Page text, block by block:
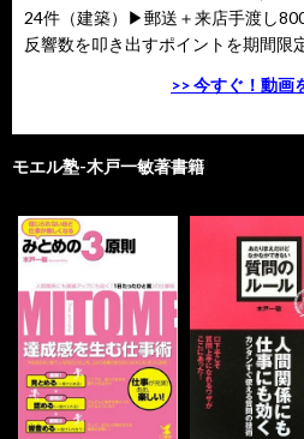
24件（建築）▶郵送＋来店手渡し
反響数を叩き出すポイントを期間限
>> 今すぐ！動画
モエル塾-木戸一敏著書籍